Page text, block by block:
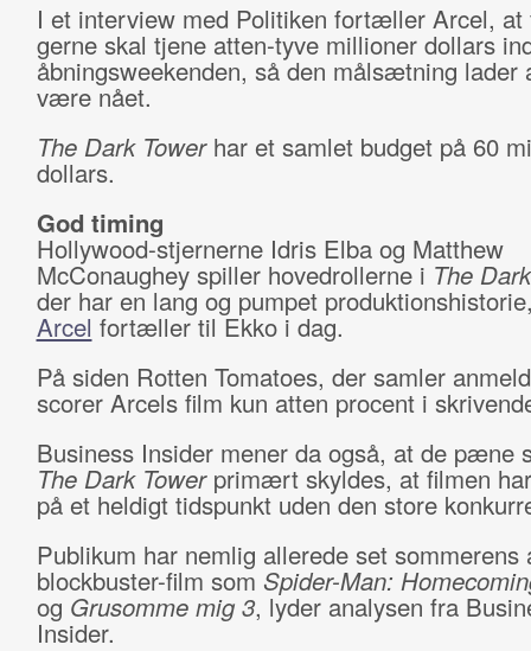
I et interview med Politiken fortæller Arcel, at
gerne skal tjene atten-tyve millioner dollars
åbningsweekenden, så den målsætning lader
være nået.
The Dark Towerhar et samlet budget på 60
dollars.
God timing
Hollywood-stjernerne Idris Elba og Matthew
McConaughey spiller hovedrollerne i The
der har en lang og pumpet
Arcel fortæller til Ekko i dag.
På siden Rotten Tomatoes, der samler
scorer Arcels film kun atten procent i
Business Insider mener da også, at de pæne
The Dark Tower primært skyldes, at filmen
på et heldigt tidspunkt uden den store
Publikum har nemlig allerede set sommerens
blockbuster-film som Spider-Man:
og Grusomme mig 3, lyder analysen fra
Insider.